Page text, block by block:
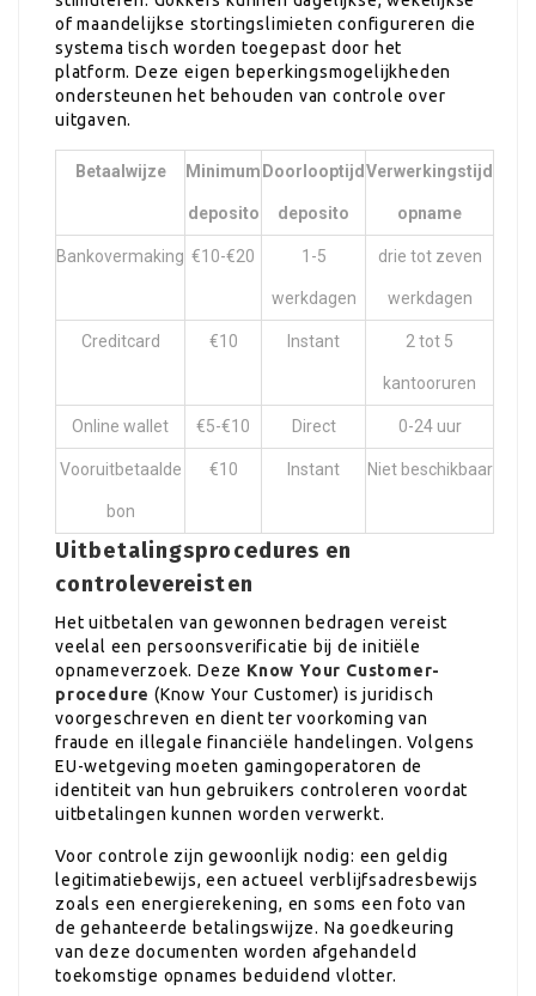
of maandelijkse stortingslimieten configureren die
systema tisch worden toegepast door het
platform. Deze eigen beperkingsmogelijkheden
ondersteunen het behouden van controle over
uitgaven.
Betaalwijze Minimum
deposito
Doorlooptijd
deposito
Verwerkingstijd
opname
Bankovermaking €10-€20 1-5
werkdagen
drie tot zeven
werkdagen
Creditcard €10 Instant 2 tot 5
kantooruren
Online wallet €5-€10 Direct 0-24 uur
Vooruitbetaalde
bon
€10 Instant Niet beschikbaar
Uitbetalingsprocedures en
controlevereisten
Het uitbetalen van gewonnen bedragen vereist
veelal een persoonsverificatie bij de initiële
opnameverzoek. Deze Know Your Customer-
procedure (Know Your Customer) is juridisch
voorgeschreven en dient ter voorkoming van
fraude en illegale financiële handelingen. Volgens
EU-wetgeving moeten gamingoperatoren de
identiteit van hun gebruikers controleren voordat
uitbetalingen kunnen worden verwerkt.
Voor controle zijn gewoonlijk nodig: een geldig
legitimatiebewijs, een actueel verblijfsadresbewijs
zoals een energierekening, en soms een foto van
de gehanteerde betalingswijze. Na goedkeuring
van deze documenten worden afgehandeld
toekomstige opnames beduidend vlotter.